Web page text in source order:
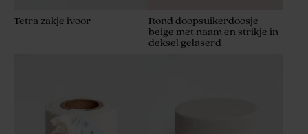
Tetra zakje ivoor
Rond doopsuikerdoosje
beige met naam en strikje in
deksel gelaserd